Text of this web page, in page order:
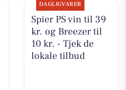
DAGLIGVARER
Spier PS vin til 39
kr. og Breezer til
10 kr. - Tjek de
lokale tilbud